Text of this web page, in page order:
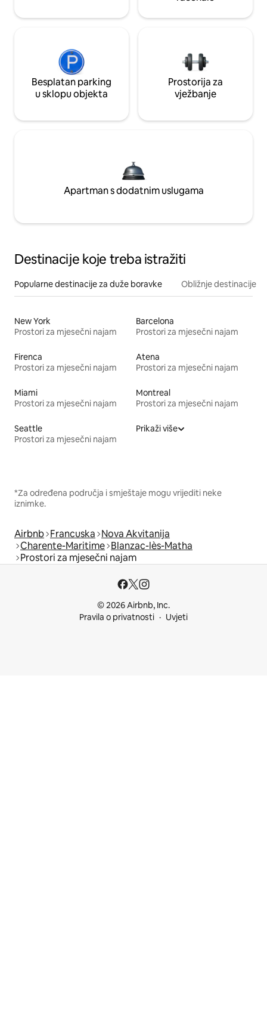
Besplatan parking
u sklopu objekta
Prostorija za
vježbanje
Apartman s dodatnim uslugama
Destinacije koje treba istražiti
Popularne destinacije za duže boravke Obližnje destinacije
New York
Prostori za mjesečni najam
Barcelona
Prostori za mjesečni najam
Firenca
Prostori za mjesečni najam
Atena
Prostori za mjesečni najam
Miami
Prostori za mjesečni najam
Montreal
Prostori za mjesečni najam
Seattle
Prostori za mjesečni najam
Prikaži više
*Za određena područja i smještaje mogu vrijediti neke
iznimke.
Airbnb Francuska Nova Akvitanija
Charente-Maritime Blanzac-lès-Matha
Prostori za mjesečni najam
© 2026 Airbnb, Inc.
Pravila o privatnosti
Uvjeti